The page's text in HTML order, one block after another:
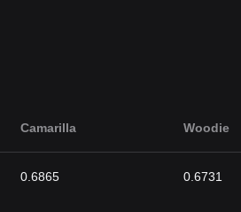
Camarilla Woodie
0.6865 0.6731